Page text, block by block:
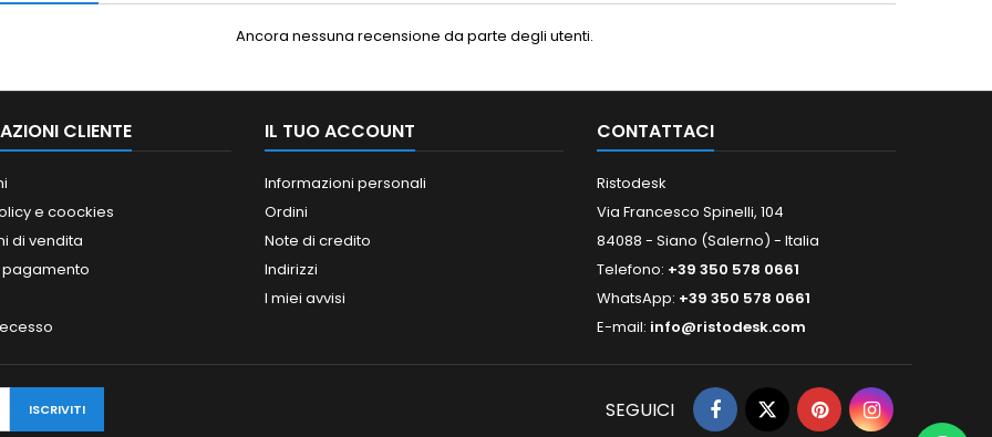
Ancora nessuna recensione da parte degli utenti.
CLIENTE
e coockies
di vendita
pagamento
IL TUO ACCOUNT
Informazioni personali
Ordini
Note di credito
Indirizzi
I miei avvisi
CONTATTACI
Ristodesk
Via Francesco Spinelli, 104
84088 - Siano (Salerno) - Italia
Telefono: +39 350 578 0661
WhatsApp: +39 350 578 0661
E-mail: info@ristodesk.com
SEGUICI